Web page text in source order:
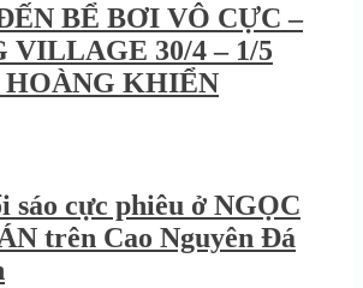
BỂ BƠI VÔ CỰC –
VILLAGE 30/4 – 1/5
HOÀNG KHIỂN
sáo cực phiêu ở NGỌC
trên Cao Nguyên Đá